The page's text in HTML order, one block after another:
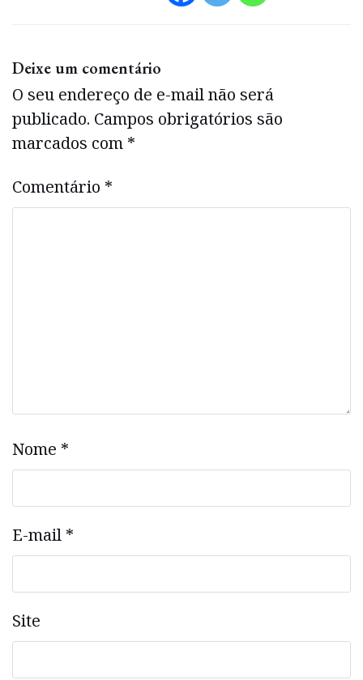
Deixe um comentário
O seu endereço de e-mail não será
publicado. Campos obrigatórios são
marcados com *
Comentário *
Nome *
E-mail *
Site